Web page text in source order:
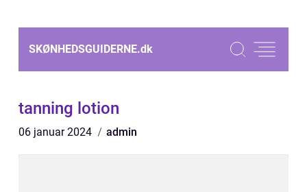
SKØNHEDSGUIDERNE.dk
tanning lotion
06 januar 2024 admin